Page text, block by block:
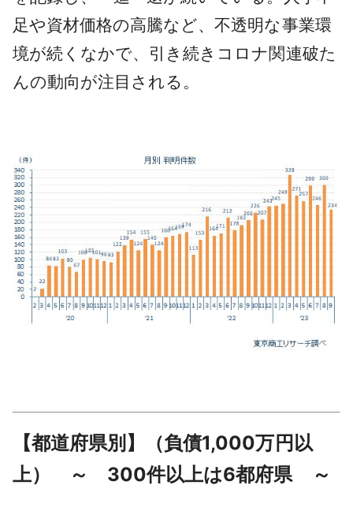
足や資材価格の高騰など、不透明な事業環
境が続くなかで、引き続きコロナ関連破た
んの動向が注目される。
【都道府県別】（負債1,000万円以
上） ～ 300件以上は6都府県 ～